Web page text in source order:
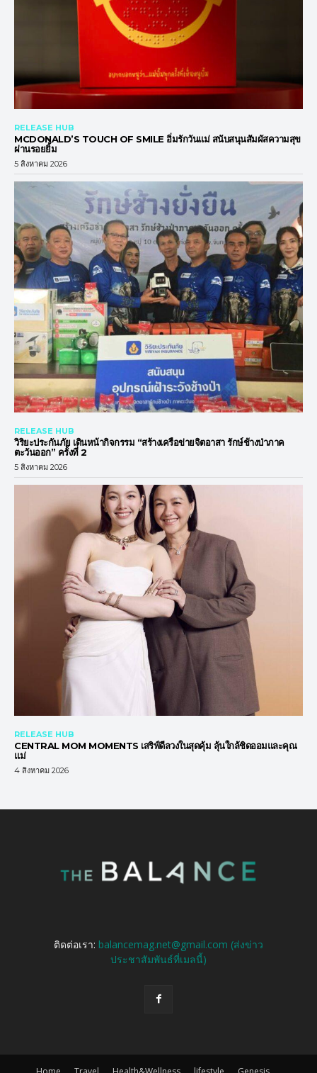
RELEASE HUB
MCDONALD’S TOUCH OF SMILE อิ่มรักวันแม่ สนับสนุนสัมผัสความสุข
ผ่านรอยยิ้ม
5 สิงหาคม 2026
RELEASE HUB
วิริยะประกันภัย เดินหน้ากิจกรรม “สร้างเครือข่ายจิตอาสา รักษ์ช้างป่าภาค
ตะวันออก” ครั้งที่ 2
5 สิงหาคม 2026
RELEASE HUB
CENTRAL MOM MOMENTS เสริฟ์ดีลวงในสุดคุ้ม ลุ้นใกล้ชิดออมและคุณ
แม่
4 สิงหาคม 2026
ติดต่อเรา: balancemag.net@gmail.com (ส่งข่าว
ประชาสัมพันธ์ที่เมลนี้)